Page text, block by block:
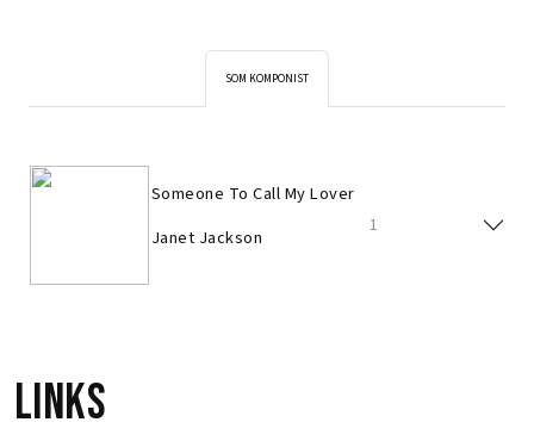
SOM KOMPONIST
Someone To Call My Lover
Janet Jackson
1
Links